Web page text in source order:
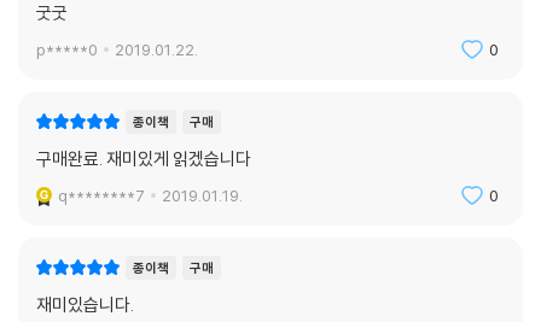
굿굿
p*****0 2019.01.22. 0
종이책 구매
구매완료. 재미있게 읽겠습니다
q********7 2019.01.19. 0
종이책 구매
재미있습니다.